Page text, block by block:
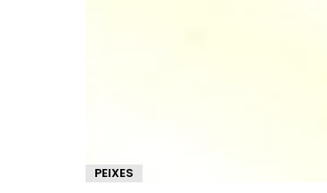
PEIXES